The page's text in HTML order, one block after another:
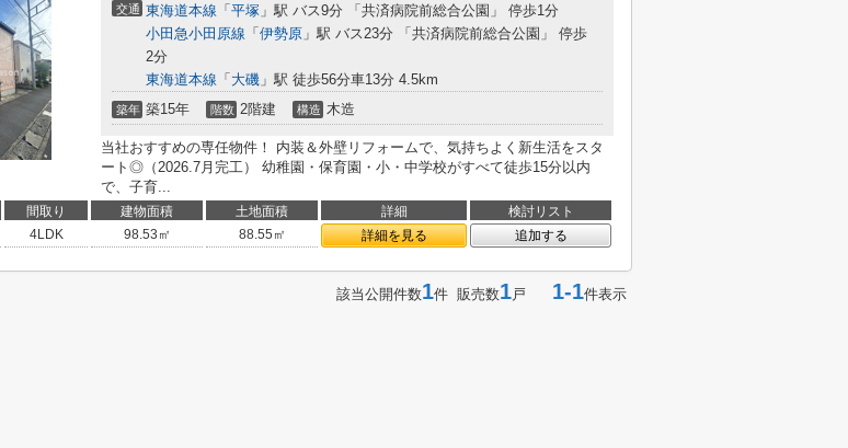
交通 東海道本線 「 平塚 」駅 バス9分 「共済病院前総合公園」 停歩1分
小田急小田原線 「 伊勢原 」駅 バス23分 「共済病院前総合公園」 停歩
2分
東海道本線 「 大磯 」駅 徒歩56分車13分 4.5km
築年 築15年 階数 2階建 構造 木造
当社おすすめの専任物件！ 内装＆外壁リフォームで、気持ちよく新生活をスタ
ート◎（2026.7月完工） 幼稚園・保育園・小・中学校がすべて徒歩15分以内
で、子育...
間取り 建物面積 土地面積 詳細
検討リスト
4LDK 98.53㎡ 88.55㎡ 詳細を見る 追加する
該当公開件数1件 販売数1戸 1-1件表示